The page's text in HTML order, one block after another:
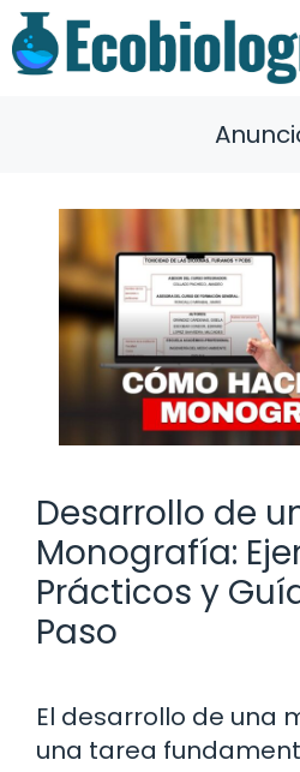
Saltar
al
contenido
Desarrollo de
Monografía:
Prácticos y
Paso
El desarrollo de una
una tarea